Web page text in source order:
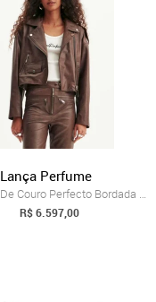
Lança Perfume
Jaqueta De Couro Perfecto Bordada Lança Perfume
R$ 6.597,00